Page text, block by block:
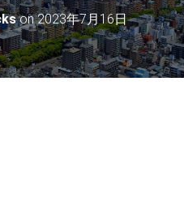
N
A
V
I
G
on2023年7月16日